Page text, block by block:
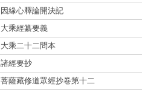
因緣心釋論開決記
大乘經纂要義
大乘二十二問本
諸經要抄
菩薩藏修道眾經抄卷第十二